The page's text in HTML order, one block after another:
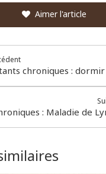
Aimer l'article